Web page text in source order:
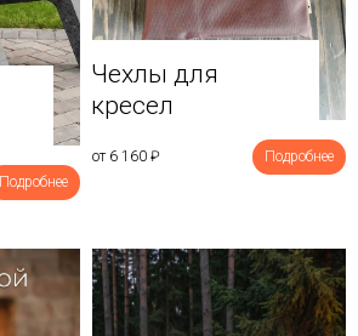
Подробнее
Чехлы для
кресел
от 6 160 ₽ Подробнее